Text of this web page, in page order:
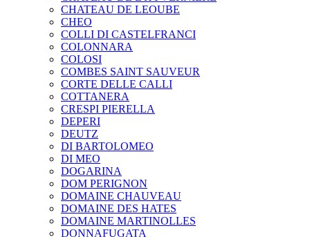
CHATEAU DE LEOUBE
CHEO
COLLI DI CASTELFRANCI
COLONNARA
COLOSI
COMBES SAINT SAUVEUR
CORTE DELLE CALLI
COTTANERA
CRESPI PIERELLA
DEPERI
DEUTZ
DI BARTOLOMEO
DI MEO
DOGARINA
DOM PERIGNON
DOMAINE CHAUVEAU
DOMAINE DES HATES
DOMAINE MARTINOLLES
DONNAFUGATA